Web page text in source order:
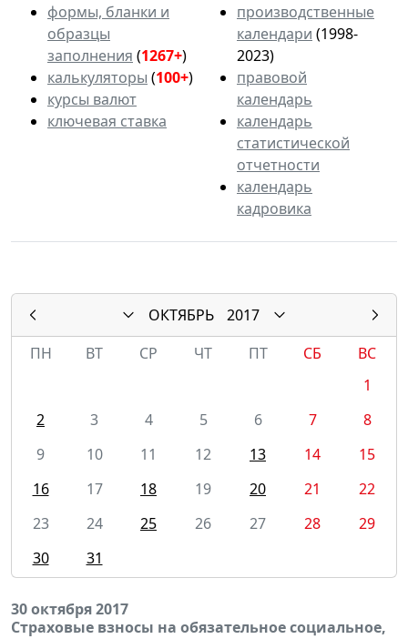
формы, бланки и
образцы
заполнения (1267+)
калькуляторы (100+)
курсы валют
ключевая ставка
производственные
календари (1998-
2023)
правовой
календарь
календарь
статистической
отчетности
календарь
кадровика
ОКТЯБРЬ
2017
ПН
ВТ СР ЧТ ПТ СБ
ВС
1
2
3 4 5 6 7
8
9
10 11 12 13 14
15
16
17 18 19 20 21
22
23
24 25 26 27 28
29
30
31
30 октября 2017
Страховые взносы на обязательное социальное,